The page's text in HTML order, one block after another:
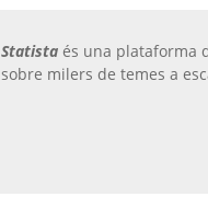
Statista és una plataforma
sobre milers de temes a